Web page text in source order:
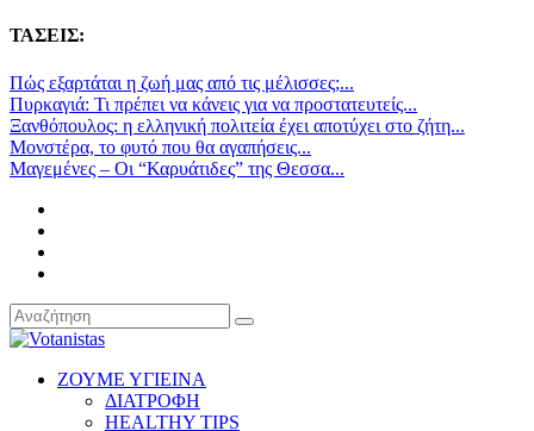
ΤΑΣΕΙΣ:
Πώς εξαρτάται η ζωή μας από τις μέλισσες;...
Πυρκαγιά: Τι πρέπει να κάνεις για να προστατευτείς...
Ξανθόπουλος: η ελληνική πολιτεία έχει αποτύχει στο ζήτη...
Μονστέρα, το φυτό που θα αγαπήσεις...
Μαγεμένες – Οι “Καρυάτιδες” της Θεσσα...
ΖΟΥΜΕ ΥΓΙΕΙΝΑ
ΔΙΑΤΡΟΦΗ
HEALTHY TIPS